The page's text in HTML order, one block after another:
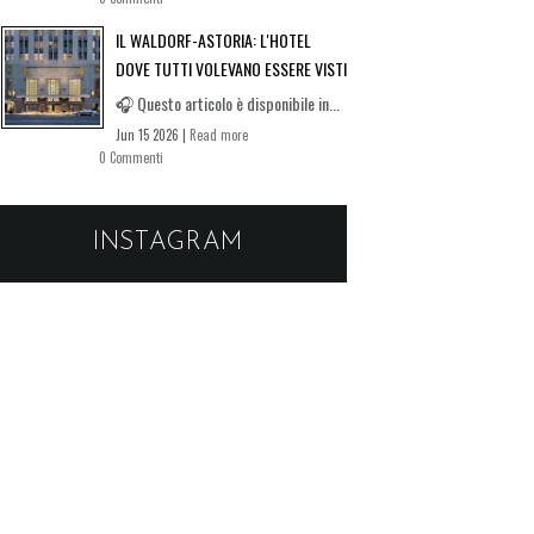
IL WALDORF-ASTORIA: L'HOTEL
DOVE TUTTI VOLEVANO ESSERE VISTI
🎧 Questo articolo è disponibile in...
Jun 15 2026 | Read more
0 Commenti
INSTAGRAM